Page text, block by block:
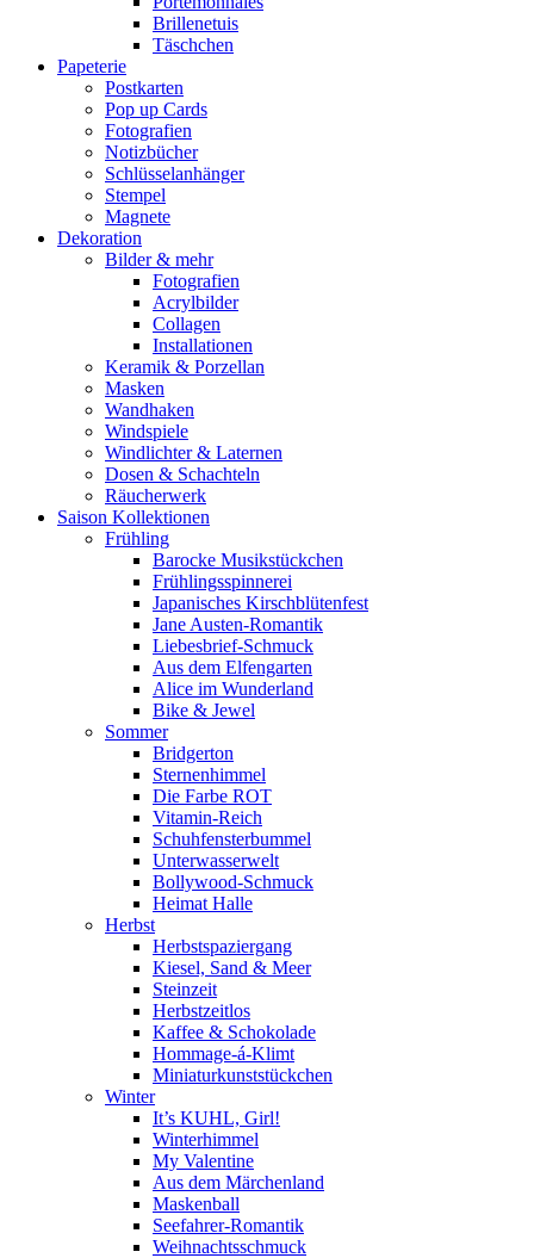
Brillenetuis
Täschchen
Papeterie
Postkarten
Pop up Cards
Fotografien
Notizbücher
Schlüsselanhänger
Stempel
Magnete
Dekoration
Bilder & mehr
Fotografien
Acrylbilder
Collagen
Installationen
Keramik & Porzellan
Masken
Wandhaken
Windspiele
Windlichter & Laternen
Dosen & Schachteln
Räucherwerk
Saison Kollektionen
Frühling
Barocke Musikstückchen
Frühlingsspinnerei
Japanisches Kirschblütenfest
Jane Austen-Romantik
Liebesbrief-Schmuck
Aus dem Elfengarten
Alice im Wunderland
Bike & Jewel
Sommer
Bridgerton
Sternenhimmel
Die Farbe ROT
Vitamin-Reich
Schuhfensterbummel
Unterwasserwelt
Bollywood-Schmuck
Heimat Halle
Herbst
Herbstspaziergang
Kiesel, Sand & Meer
Steinzeit
Herbstzeitlos
Kaffee & Schokolade
Hommage-á-Klimt
Miniaturkunststückchen
Winter
It’s KUHL, Girl!
Winterhimmel
My Valentine
Aus dem Märchenland
Maskenball
Seefahrer-Romantik
Weihnachtsschmuck